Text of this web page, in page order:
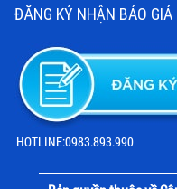
ĐĂNG KÝ NHẬN BÁO GIÁ
HOTLINE:0983.893.990